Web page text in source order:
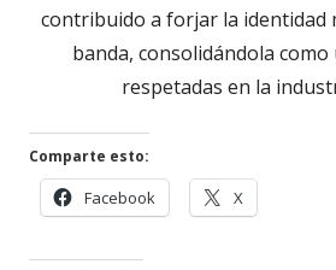
contribuido a forjar la identidad
banda, consolidándola como
respetadas en la
Comparte esto:
Facebook
en
X
en